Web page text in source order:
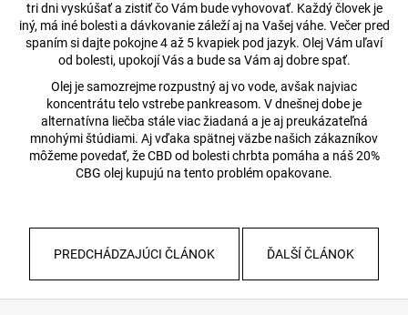
tri dni vyskúšať a zistiť čo Vám bude vyhovovať. Každý človek je
iný, má iné bolesti a dávkovanie záleží aj na Vašej váhe. Večer pred
spaním si dajte pokojne 4 až 5 kvapiek pod jazyk. Olej Vám uľaví
od bolesti, upokojí Vás a bude sa Vám aj dobre spať.
Olej je samozrejme rozpustný aj vo vode, avšak najviac
koncentrátu telo vstrebe pankreasom. V dnešnej dobe je
alternatívna liečba stále viac žiadaná a je aj preukázateľná
mnohými štúdiami. Aj vďaka spätnej väzbe našich zákazníkov
môžeme povedať, že CBD od bolesti chrbta pomáha a náš 20%
CBG olej kupujú na tento problém opakovane.
PREDCHÁDZAJÚCI ČLÁNOK ĎALŠÍ ČLÁNOK